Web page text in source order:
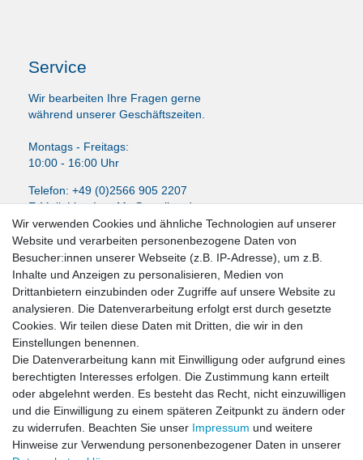
Service
Wir bearbeiten Ihre Fragen gerne
während unserer Geschäftszeiten.
Montags - Freitags:
10:00 - 16:00 Uhr
Telefon: +49 (0)2566 905 2207
E-Mail:LissyInterMo@t-online.de
News-Letter abonieren
VORNAME NACHNAME
E-MAIL **
Newsletter
Honig
Hiermit bestätige ich, dass ich dieDaten­schutz­erklärunggelesen habe. Meine
Einwilligung kann ich jederzeit widerrufen.**
Abonnieren
Wir verwenden Cookies und ähnliche Technologien auf unserer
Website und verarbeiten personenbezogene Daten von
Besucher:innen unserer Webseite (z.B. IP-Adresse), um z.B.
Inhalte und Anzeigen zu personalisieren, Medien von
Drittanbietern einzubinden oder Zugriffe auf unsere Website zu
analysieren. Die Datenverarbeitung erfolgt erst durch gesetzte
Cookies. Wir teilen diese Daten mit Dritten, die wir in den
Einstellungen benennen.
Die Datenverarbeitung kann mit Einwilligung oder aufgrund eines
berechtigten Interesses erfolgen. Die Zustimmung kann erteilt
oder abgelehnt werden. Es besteht das Recht, nicht einzuwilligen
und die Einwilligung zu einem späteren Zeitpunkt zu ändern oder
zu widerrufen. Beachten Sie unser Impressum und weitere
Hinweise zur Verwendung personenbezogener Daten in unserer